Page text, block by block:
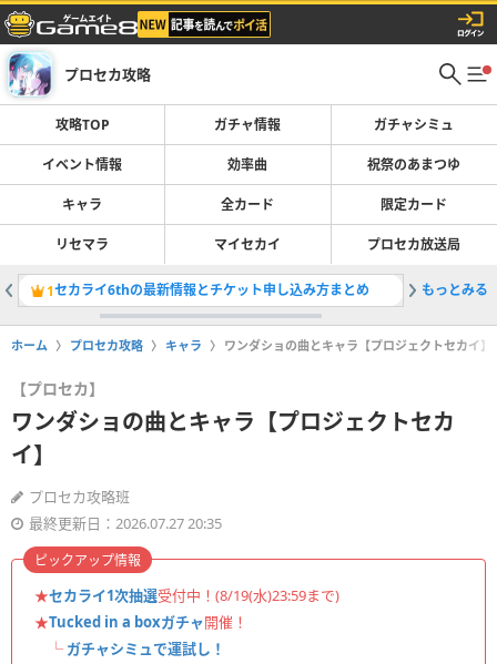
プロセカ攻略
攻略TOP ガチャ情報 ガチャシミュ
イベント情報 効率曲 祝祭のあまつゆ
キャラ 全カード 限定カード
リセマラ マイセカイ プロセカ放送局
1セカライ6thの最新情報とチケット申し込み方まとめ 2
もっとみる
ホーム プロセカ攻略 キャラ ワンダショの曲とキャラ【プロジェクトセカイ】
【プロセカ】
ワンダショの曲とキャラ【プロジェクトセカ
イ】
プロセカ攻略班
最終更新日：2026.07.27 20:35
★セカライ1次抽選受付中！(8/19(水)23:59まで)
★Tucked in a boxガチャ開催！
└ ガチャシミュで運試し！
ピックアップ情報